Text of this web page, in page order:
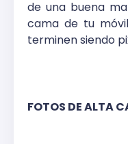
de una buena
cama de tu
terminen siendo
FOTOS DE ALTA